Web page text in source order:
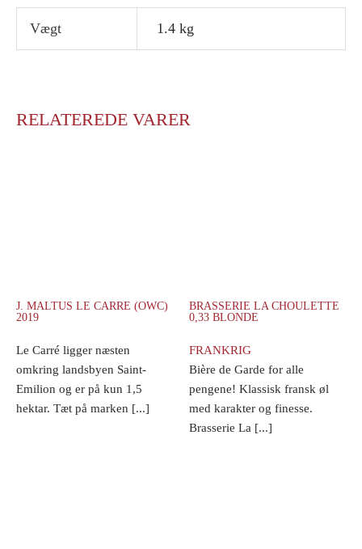
Vægt 1.4 kg
RELATEREDE VARER
J. MALTUS LE CARRE (OWC)
2019
Le Carré ligger næsten
omkring landsbyen Saint-
Emilion og er på kun 1,5
hektar. Tæt på marken [...]
BRASSERIE LA CHOULETTE
0,33 BLONDE
FRANKRIG
Bière de Garde for alle
pengene! Klassisk fransk øl
med karakter og finesse.
Brasserie La [...]